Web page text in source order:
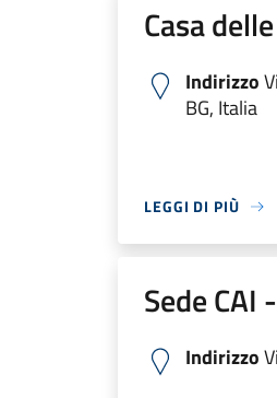
Casa
Indirizzo
BG, Italia
LEGGI DI PIÙ
Sede CAI
Indirizzo